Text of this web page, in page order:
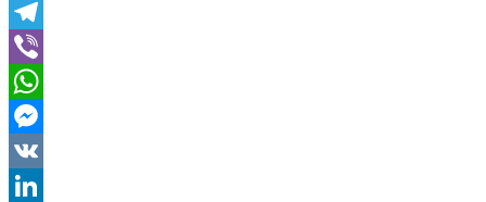
X
Telegram
Viber
WhatsApp
Messenger
VK